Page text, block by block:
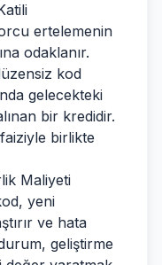
ertelemenin
odaklanır.
kod
gelecekteki
bir kredidir.
birlikte
Maliyeti
yeni
ve hata
geliştirme